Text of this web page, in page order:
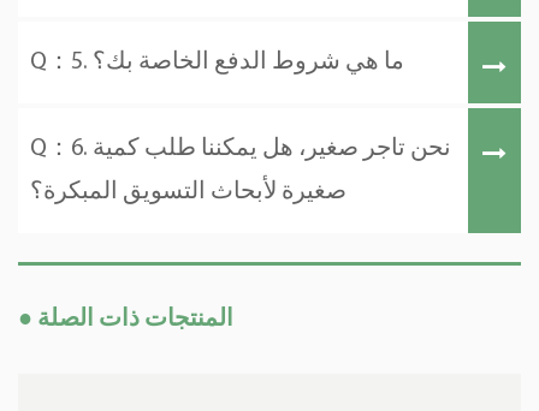
Q：5. ما هي شروط الدفع الخاصة بك؟
Q：6. نحن تاجر صغير، هل يمكننا طلب كمية
صغيرة لأبحاث التسويق المبكرة؟
● المنتجات ذات الصلة